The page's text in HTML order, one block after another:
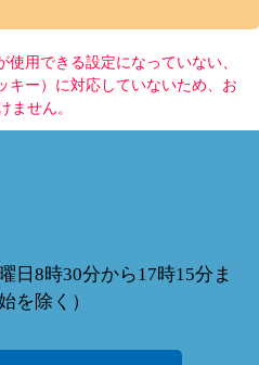
使用できる設定になっていない、
キー）に対応していないため、お
ません。
日8時30分から17時15分ま
を除く）